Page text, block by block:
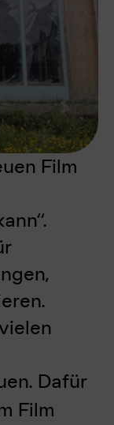
Film
Dafür
Film